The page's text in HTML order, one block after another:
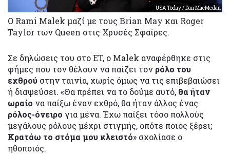
USA Today / Dan MacMedan
O Rami Malek μαζί με τους Brian May και Roger
Taylor των Queen στις Χρυσές Σφαίρες.
Σε δηλώσεις του στο ET, ο Malek αναφέρθηκε στις
φήμες που τον θέλουν να παίζει τον ρόλο του
εχθρού στην ταινία, χωρίς όμως να τις επιβεβαιώσει
ή διαψεύσει. «Θα πρέπει να το δούμε αυτό, θα ήταν
ωραίο να παίξω έναν εχθρό, θα ήταν άλλος ένας
ρόλος-όνειρο για μένα. Έχω παίξει τόσο πολλούς
μεγάλους ρόλους μέχρι στιγμής, οπότε ποιος ξέρει;
Κρατάω το στόμα μου κλειστό» σχολίασε ο
ηθοποιός.